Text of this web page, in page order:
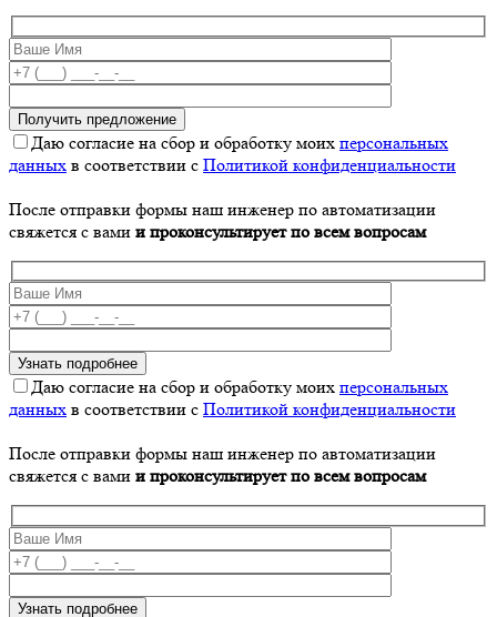
Даю согласие на сбор и обработку моих персональных
данных в соответствии с Политикой конфиденциальности
После отправки формы наш инженер по автоматизации
свяжется с вами и проконсультирует по всем вопросам
Даю согласие на сбор и обработку моих персональных
данных в соответствии с Политикой конфиденциальности
После отправки формы наш инженер по автоматизации
свяжется с вами и проконсультирует по всем вопросам